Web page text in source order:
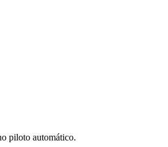
piloto automático.